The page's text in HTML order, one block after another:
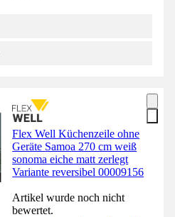
Flex Well Küchenzeile ohne
Geräte Samoa 270 cm weiß
sonoma eiche matt zerlegt
Variante reversibel 00009156
Artikel wurde noch nicht
bewertet.